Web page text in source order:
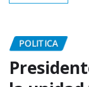
POLITICA